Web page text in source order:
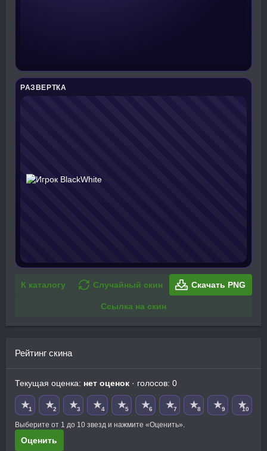
РАЗВЕРТКА
К каталогу Случайный скин Скачать PNG
Ссылка на скин
Рейтинг скина
Текущая оценка: нет оценок · голосов: 0
★1 ★2 ★3 ★4 ★5 ★6 ★7 ★8 ★9 ★10
Выберите от 1 до 10 звезд и нажмите «Оценить».
Оценить